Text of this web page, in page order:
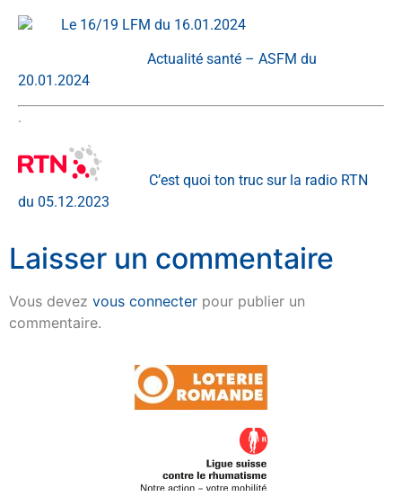
Le 16/19 LFM du 16.01.2024
Actualité santé – ASFM du
20.01.2024
.
C’est quoi ton truc sur la radio RTN
du 05.12.2023
Laisser un commentaire
Vous devez vous connecter pour publier un
commentaire.